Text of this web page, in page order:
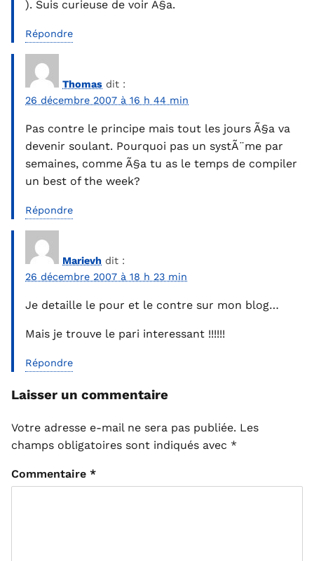
). Suis curieuse de voir Ã§a.
Répondre
Thomas dit :
26 décembre 2007 à 16 h 44 min
Pas contre le principe mais tout les jours Ã§a va
devenir soulant. Pourquoi pas un systÃ¨me par
semaines, comme Ã§a tu as le temps de compiler
un best of the week?
Répondre
Marievh dit :
26 décembre 2007 à 18 h 23 min
Je detaille le pour et le contre sur mon blog…
Mais je trouve le pari interessant !!!!!!
Répondre
Laisser un commentaire
Votre adresse e-mail ne sera pas publiée. Les
champs obligatoires sont indiqués avec *
Commentaire *